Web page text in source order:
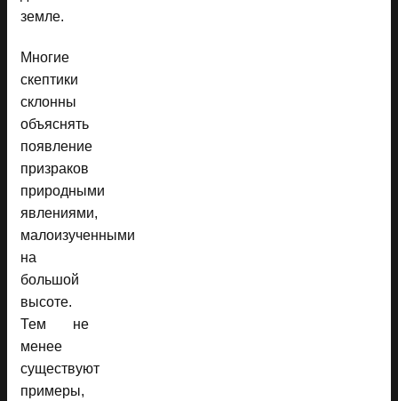
земле.
Многие
скептики
склонны
объяснять
появление
призраков
природными
явлениями,
малоизученными
на
большой
высоте.
Тем не
менее
существуют
примеры,